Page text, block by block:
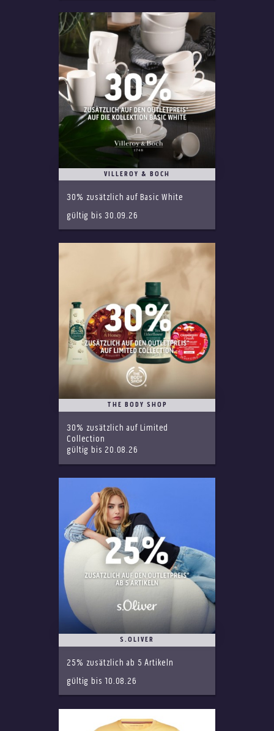
VILLEROY & BOCH
30% zusätzlich auf Basic White
gültig bis 30.09.26
THE BODY SHOP
30% zusätzlich auf Limited
Collection
gültig bis 20.08.26
S.OLIVER
25% zusätzlich ab 5 Artikeln
gültig bis 10.08.26